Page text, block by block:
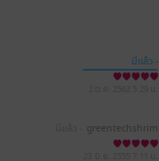
มีแล้ว -
kanya_aquabiz
greentechshrim
p